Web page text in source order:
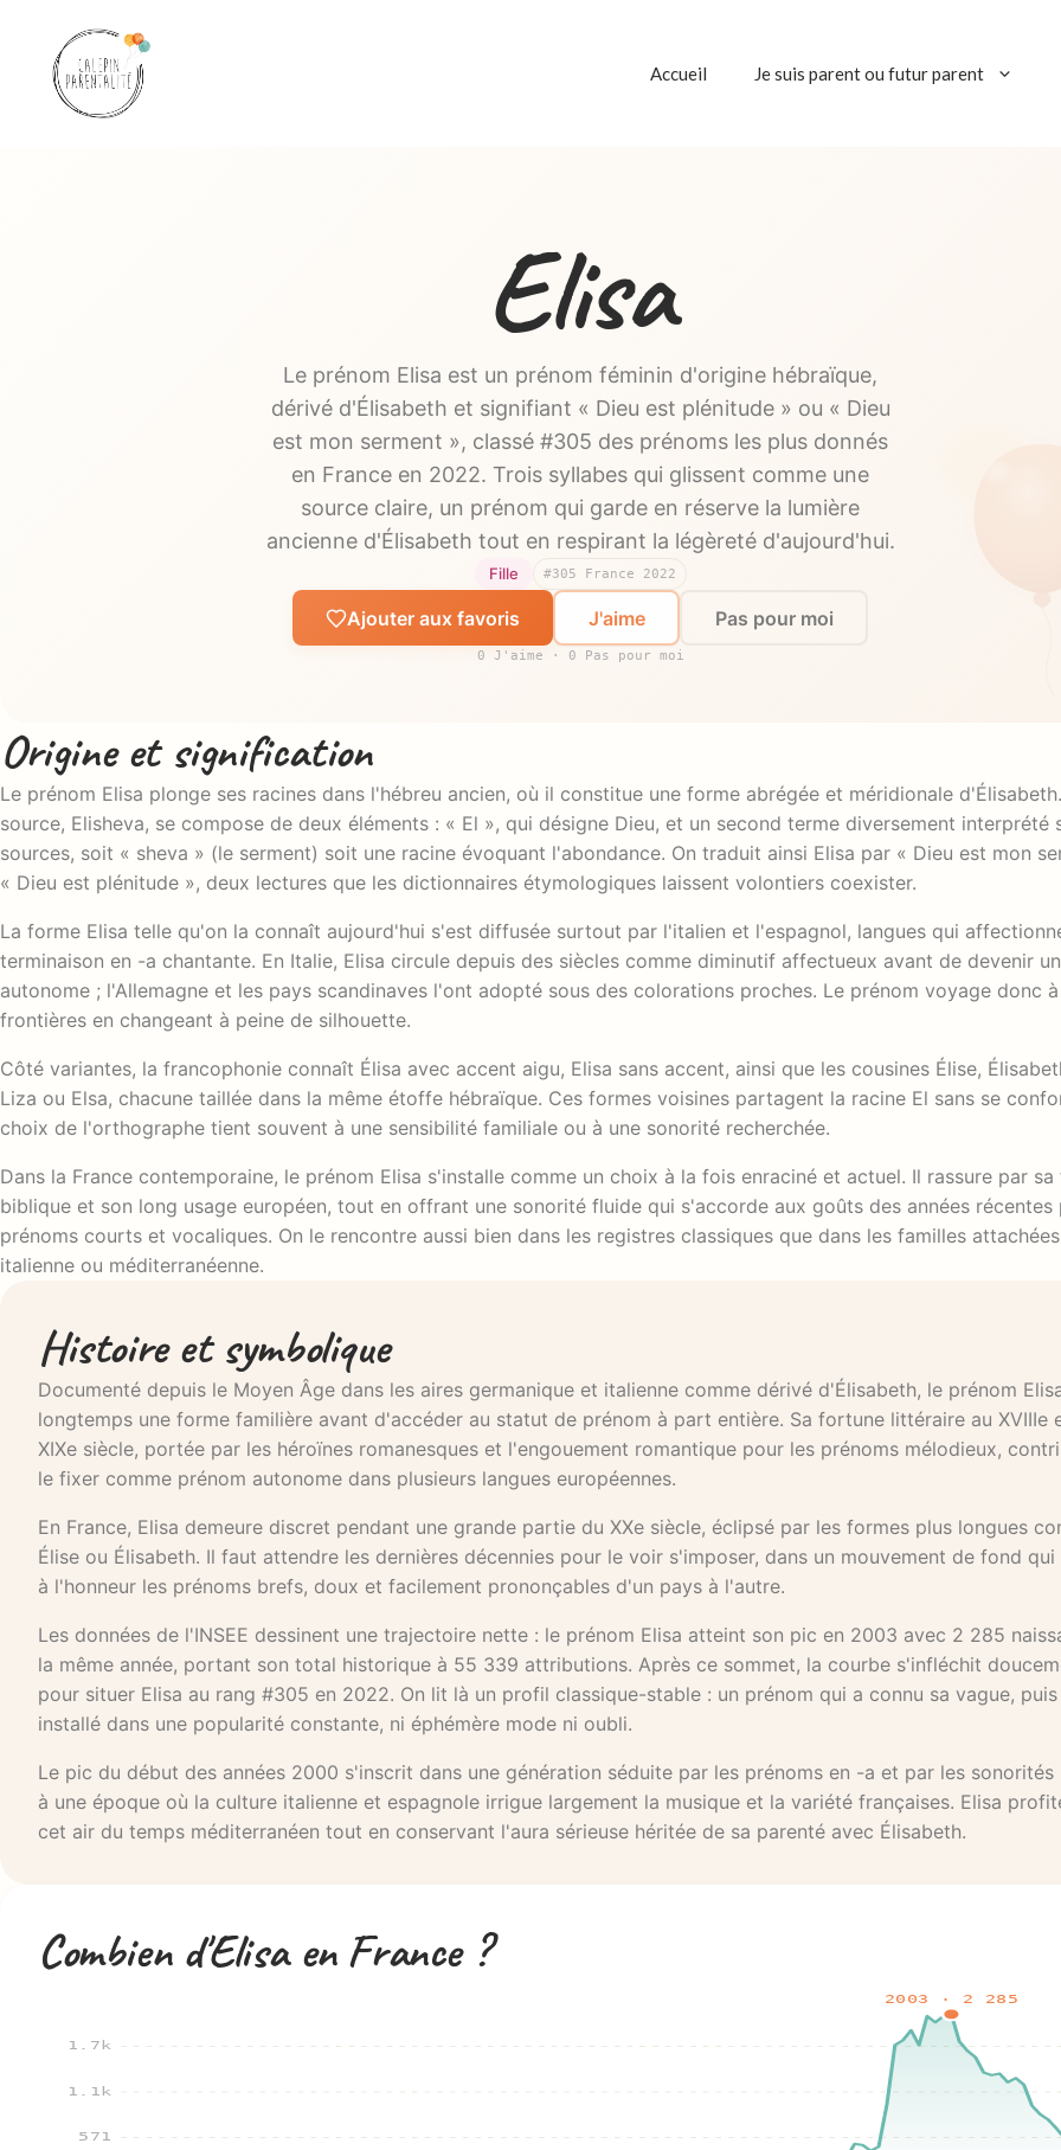
contenu
Accueil Je suis parent ou futur parent
Elisa
Le prénom Elisa est un prénom féminin d'origine hébraïque,
dérivé d'Élisabeth et signifiant « Dieu est plénitude » ou « Dieu
est mon serment », classé #305 des prénoms les plus donnés
en France en 2022. Trois syllabes qui glissent comme une
source claire, un prénom qui garde en réserve la lumière
ancienne d'Élisabeth tout en respirant la légèreté d'aujourd'hui.
Fille #305 France 2022
Ajouter aux favoris J'aime Pas pour moi
0 J'aime · 0 Pas pour moi
Origine et signification
Le prénom Elisa plonge ses racines dans l'hébreu ancien, où il constitue une forme abrégée et méridionale
source, Elisheva, se compose de deux éléments : « El », qui désigne Dieu, et un second terme diversement interprété
sources, soit « sheva » (le serment) soit une racine évoquant l'abondance. On traduit ainsi Elisa par « Dieu est mon
« Dieu est plénitude », deux lectures que les dictionnaires étymologiques laissent volontiers coexister.
La forme Elisa telle qu'on la connaît aujourd'hui s'est diffusée surtout par l'italien et l'espagnol, langues qui
terminaison en -a chantante. En Italie, Elisa circule depuis des siècles comme diminutif affectueux avant de devenir
autonome ; l'Allemagne et les pays scandinaves l'ont adopté sous des colorations proches. Le prénom voyage donc
frontières en changeant à peine de silhouette.
Côté variantes, la francophonie connaît Élisa avec accent aigu, Elisa sans accent, ainsi que les cousines Élise,
Liza ou Elsa, chacune taillée dans la même étoffe hébraïque. Ces formes voisines partagent la racine El sans se
choix de l'orthographe tient souvent à une sensibilité familiale ou à une sonorité recherchée.
Dans la France contemporaine, le prénom Elisa s'installe comme un choix à la fois enraciné et actuel. Il rassure par
biblique et son long usage européen, tout en offrant une sonorité fluide qui s'accorde aux goûts des années récentes
prénoms courts et vocaliques. On le rencontre aussi bien dans les registres classiques que dans les familles
italienne ou méditerranéenne.
Histoire et symbolique
Documenté depuis le Moyen Âge dans les aires germanique et italienne comme dérivé d'Élisabeth, le prénom
longtemps une forme familière avant d'accéder au statut de prénom à part entière. Sa fortune littéraire au XVIIIe
XIXe siècle, portée par les héroïnes romanesques et l'engouement romantique pour les prénoms mélodieux,
le fixer comme prénom autonome dans plusieurs langues européennes.
En France, Elisa demeure discret pendant une grande partie du XXe siècle, éclipsé par les formes plus longues
Élise ou Élisabeth. Il faut attendre les dernières décennies pour le voir s'imposer, dans un mouvement de fond qui
à l'honneur les prénoms brefs, doux et facilement prononçables d'un pays à l'autre.
Les données de l'INSEE dessinent une trajectoire nette : le prénom Elisa atteint son pic en 2003 avec 2 285
la même année, portant son total historique à 55 339 attributions. Après ce sommet, la courbe s'infléchit
pour situer Elisa au rang #305 en 2022. On lit là un profil classique-stable : un prénom qui a connu sa vague,
installé dans une popularité constante, ni éphémère mode ni oubli.
Le pic du début des années 2000 s'inscrit dans une génération séduite par les prénoms en -a et par les sonorités
à une époque où la culture italienne et espagnole irrigue largement la musique et la variété françaises. Elisa
cet air du temps méditerranéen tout en conservant l'aura sérieuse héritée de sa parenté avec Élisabeth.
Combien d'Elisa en France ?
571
1.1k
1.7k
2003 · 2 285